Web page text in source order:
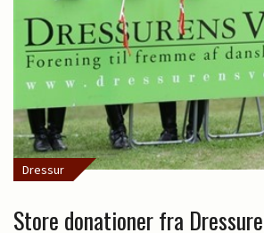
Dressur
Store donationer fra